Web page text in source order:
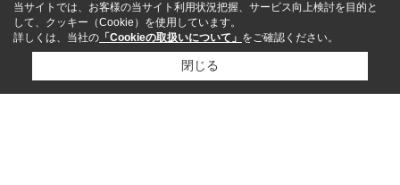
当サイトでは、お客様の当サイト利用状況把握、サービス向上検討を目的と
して、クッキー（Cookie）を使用しています。
詳しくは、当社の 「Cookieの取扱いについて」 をご確認ください。
閉じる